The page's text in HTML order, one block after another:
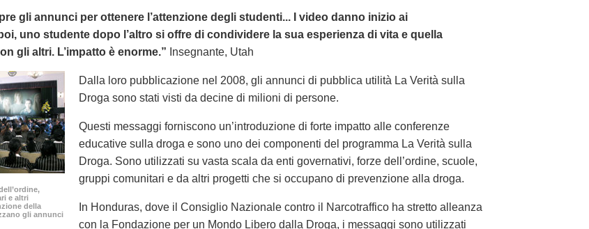
gli annunci per ottenere l’attenzione degli studenti... I video danno inizio ai
uno studente dopo l’altro si offre di condividere la sua esperienza di vita e quella
gli altri. L’impatto è enorme.” Insegnante, Utah
e altri
della
gli annunci
Dalla loro pubblicazione nel 2008, gli annunci di pubblica utilità La Verità sulla
Droga sono stati visti da decine di milioni di persone.
Questi messaggi forniscono un’introduzione di forte impatto alle conferenze
educative sulla droga e sono uno dei componenti del programma La Verità sulla
Droga. Sono utilizzati su vasta scala da enti governativi, forze dell’ordine, scuole,
gruppi comunitari e da altri progetti che si occupano di prevenzione alla droga.
In Honduras, dove il Consiglio Nazionale contro il Narcotraffico ha stretto alleanza
con la Fondazione per un Mondo Libero dalla Droga, i messaggi sono utilizzati